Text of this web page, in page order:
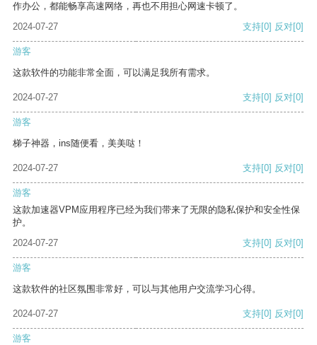
作办公，都能畅享高速网络，再也不用担心网速卡顿了。
2024-07-27
支持[0] 反对[0]
游客
这款软件的功能非常全面，可以满足我所有需求。
2024-07-27 支持[0] 反对[0]
游客
梯子神器，ins随便看，美美哒！
2024-07-27 支持[0] 反对[0]
游客
这款加速器VPM应用程序已经为我们带来了无限的隐私保护和安全性保
护。
2024-07-27
支持[0] 反对[0]
游客
这款软件的社区氛围非常好，可以与其他用户交流学习心得。
2024-07-27 支持[0] 反对[0]
游客